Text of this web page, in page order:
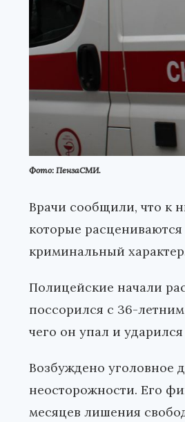
Фото: ПензаСМИ.
Врачи сообщили, что к
которые
криминальный
Полицейские начали
поссорился с 36-
чего он упал и
Возбуждено уголовное
неосторожности. Его
месяцев лишения